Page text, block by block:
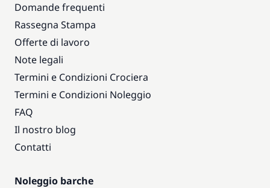
Domande frequenti
Rassegna Stampa
Offerte di lavoro
Note legali
Termini e Condizioni Crociera
Termini e Condizioni Noleggio
FAQ
Il nostro blog
Contatti
Noleggio barche